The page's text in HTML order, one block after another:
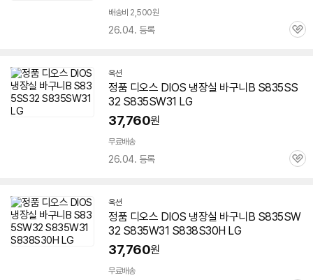
배송비 2,500원
26.04. 등록
관
옥션
정품 디오스 DIOS 냉장실 바구니B S835SS
32 S835SW31 LG
37,760원
무료배송
26.04. 등록
관
옥션
정품 디오스 DIOS 냉장실 바구니B S835SW
32 S835W31 S838S30H LG
37,760원
무료배송